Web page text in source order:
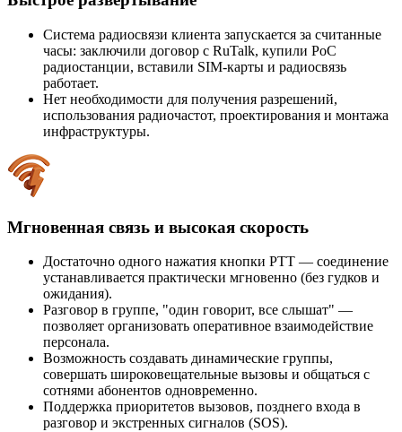
Система радиосвязи клиента запускается за считанные
часы: заключили договор с RuTalk, купили PoC
радиостанции, вставили SIM-карты и радиосвязь
работает.
Нет необходимости для получения разрешений,
использования радиочастот, проектирования и монтажа
инфраструктуры.
Мгновенная связь и высокая скорость
Достаточно одного нажатия кнопки PTT — соединение
устанавливается практически мгновенно (без гудков и
ожидания).
Разговор в группе, "один говорит, все слышат" —
позволяет организовать оперативное взаимодействие
персонала.
Возможность создавать динамические группы,
совершать широковещательные вызовы и общаться с
сотнями абонентов одновременно.
Поддержка приоритетов вызовов, позднего входа в
разговор и экстренных сигналов (SOS).